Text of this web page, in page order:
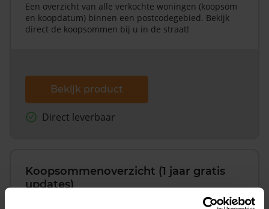
Een overzicht van alle verkochte woningen (koopsom
en koopdatum) binnen een postcodegebied. Bekijk
direct de koopsommen bij u in de straat!
Bekijk product
Direct leverbaar
Koopsommenoverzicht (1 jaar gratis
updates)